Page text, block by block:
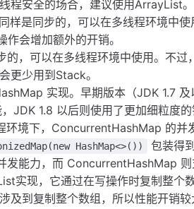
程安全的场合，建议使用ArrayList。
样是同步的，可以在多线程环境中使
会增加额外的开销。
的，可以在多线程环境中使用。不过
更少用到Stack。
实现。早期版本（JDK 1.7 及
JDK 1.8 以后则使用了更加细粒度
境下，ConcurrentHashMap 的并
HashMap<>())
包装得
发能力，而 ConcurrentHashMap
实现，它通过在写操作时复制整个
及到复制整个数组，所以性能开销较